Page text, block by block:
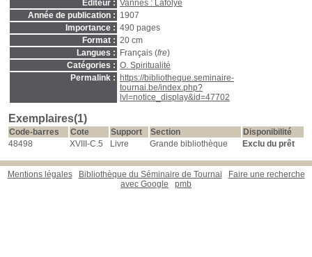
Editeur : Vannes : Lafolye
Année de publication : 1907
Importance : 490 pages
Format : 20 cm
Langues :
Français (fre)
Catégories : O. Spiritualité
Permalink :
https://bibliotheque.seminaire-
tournai.be/index.php?
lvl=notice_display&id=47702
Exemplaires(1)
Code-barres Cote Support Section
Disponibilité
48498
XVIII-C.5 Livre Grande bibliothèque Exclu du prêt
Mentions légales Bibliothèque du Séminaire de Tournai
Faire une recherche
avec Google
pmb